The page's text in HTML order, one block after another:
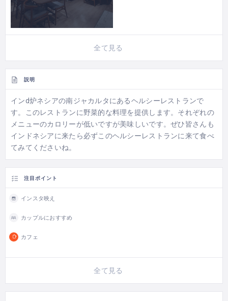
全て見る
説明
インd炉ネシアの南ジャカルタにあるヘルシーレストランで
す。このレストランに野菜的な料理を提供します。それぞれの
メニューのカロリーが低いですが美味しいです。ぜひ皆さんも
インドネシアに来たら必ずこのヘルシーレストランに来て食べ
てみてくださいね。
注目ポイント
インスタ映え
カップルにおすすめ
カフェ
全て見る